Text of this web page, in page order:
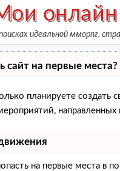
идеальной мморпг,
сайт на первые места?
планируете создать
на первые места в